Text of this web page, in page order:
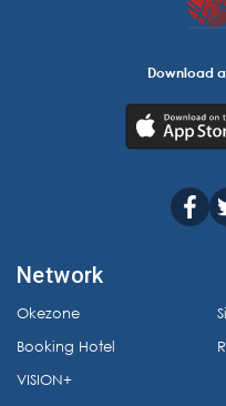
Download
Network
Okezone
Booking Hotel
VISION+